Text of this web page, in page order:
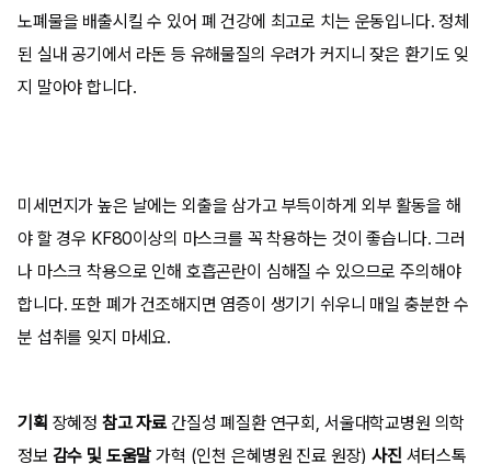
노폐물을 배출시킬 수 있어 폐 건강에 최고로 치는 운동입니다. 정체
된 실내 공기에서 라돈 등 유해물질의 우려가 커지니 잦은 환기도 잊
지 말아야 합니다.
미세먼지가 높은 날에는 외출을 삼가고 부득이하게 외부 활동을 해
야 할 경우 KF80이상의 마스크를 꼭 착용하는 것이 좋습니다. 그러
나 마스크 착용으로 인해 호흡곤란이 심해질 수 있으므로 주의해야
합니다. 또한 폐가 건조해지면 염증이 생기기 쉬우니 매일 충분한 수
분 섭취를 잊지 마세요.
기획 장혜정 참고 자료간질성 폐질환 연구회, 서울대학교병원 의학
정보 감수 및 도움말 가혁 (인천 은혜병원 진료 원장)사진 셔터스톡